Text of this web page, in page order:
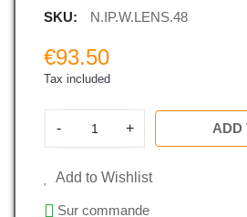
SKU:
N.IP.W.LENS.48
€93.50
Tax included
- + ADD
Add to Wishlist
Sur commande